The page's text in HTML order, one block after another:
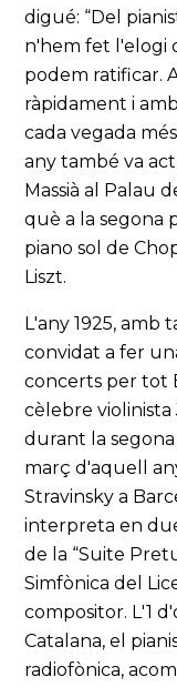
digué: “Del
n'hem fet l'elogi
podem ratificar.
ràpidament i
cada vegada
any també va
Massià al Palau
què a la segona
piano sol de
Liszt.
L'any 1925, amb
convidat a fer
concerts per tot
cèlebre violinista
durant la segona
març d'aquell
Stravinsky a
interpreta en
de la “Suite
Simfònica del
compositor. L'1
Catalana, el
radiofònica,